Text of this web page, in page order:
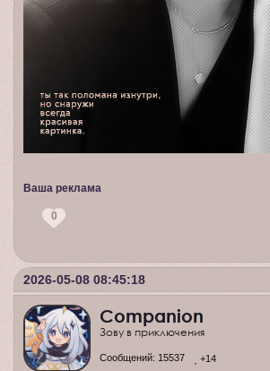
Ваша реклама
0
2026-05-08 08:45:18
Companion
Зову в приключения
Сообщений: 15537 +14